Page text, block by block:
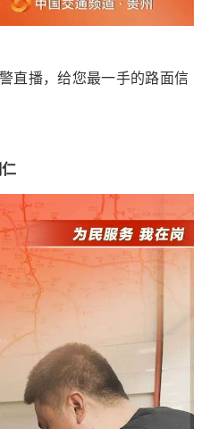
播，给您最一手的路面信